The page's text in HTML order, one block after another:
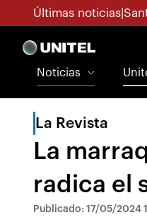
Últimas noticias
Noticias
La Revista
La
radica el
Publicado: 17/05/2024